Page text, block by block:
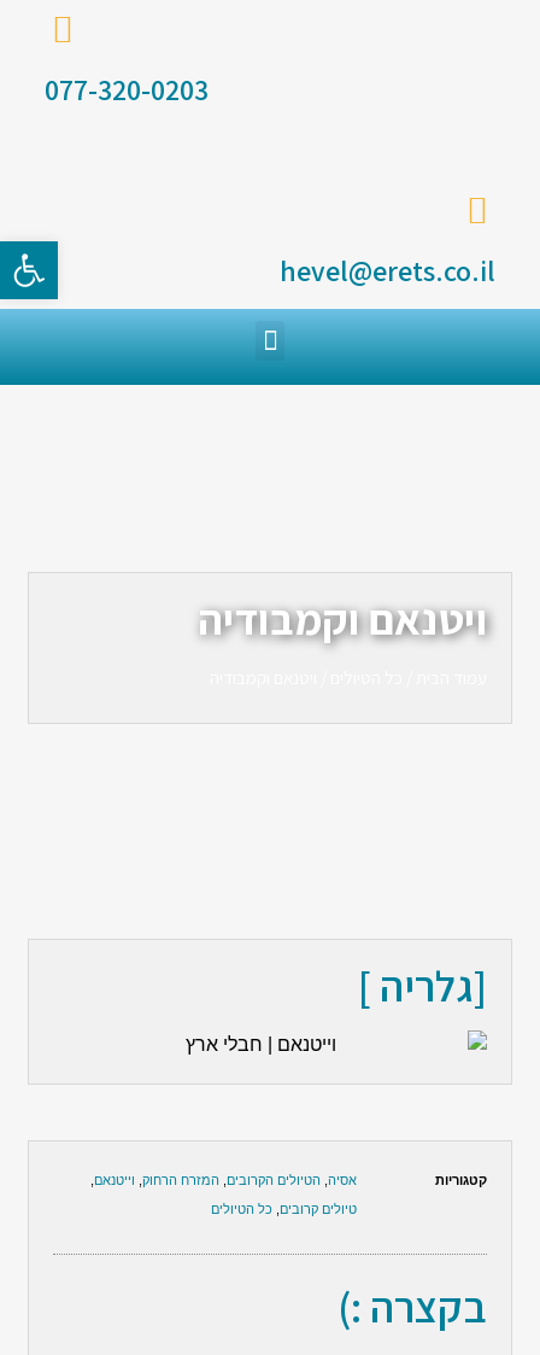
077-320-0203
hevel@erets.co.il
ויטנאם וקמבודיה
[גלריה ]
קטגוריות אסיה, הטיולים הקרובים המזרח הרחוק, וייטנאם
טיולים קרובים כל הטיולים
בקצרה :)
פתח